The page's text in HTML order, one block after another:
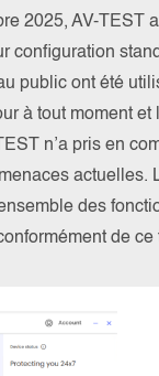
2025, AV-TEST
configuration
public ont été
à tout moment
n’a pris en
actuelles.
des
de